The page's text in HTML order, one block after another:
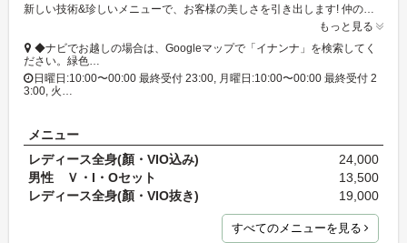
もっと見る
◆ナビでお越しの場合は、Googleマップで「イナンナ」を検索してく
ださい。緑色…
日曜日:10:00〜00:00 最終受付 23:00, 月曜日:10:00〜00:00 最終受付 2
3:00, 火…
メニュー
レディース全身(顏・VIO込み)
24,000
男性 Ｖ・I・Oセット
13,500
レディース全身(顏・VIO抜き)
19,000
すべてのメニューを見る